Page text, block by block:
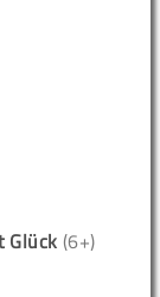
Glück (6+)